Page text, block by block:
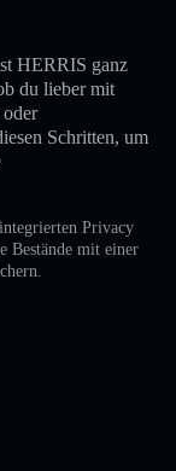
HERRIS ganz
du lieber mit
Schritten, um
Privacy
Bestände mit einer